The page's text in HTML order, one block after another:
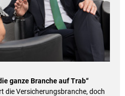
ganze Branche auf Trab“
die Versicherungsbranche, doch